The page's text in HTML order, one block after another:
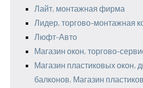
Лайт, монтажная фирма
Лидер, торгово-монтажная
Люфт-Авто
Магазин окон, торгово-
Магазин пластиковых окон,
балконов, Магазин